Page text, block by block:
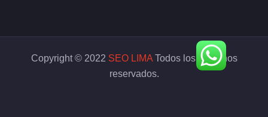
Copyright © 2022 SEO LIMATodos los derechos
reservados.